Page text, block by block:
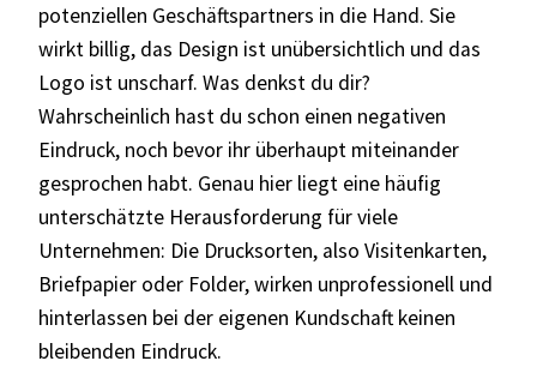
potenziellen Geschäftspartners in die Hand. Sie
wirkt billig, das Design ist unübersichtlich und das
Logo ist unscharf. Was denkst du dir?
Wahrscheinlich hast du schon einen negativen
Eindruck, noch bevor ihr überhaupt miteinander
gesprochen habt. Genau hier liegt eine häufig
unterschätzte Herausforderung für viele
Unternehmen: Die Drucksorten, also Visitenkarten,
Briefpapier oder Folder, wirken unprofessionell und
hinterlassen bei der eigenen Kundschaft keinen
bleibenden Eindruck.